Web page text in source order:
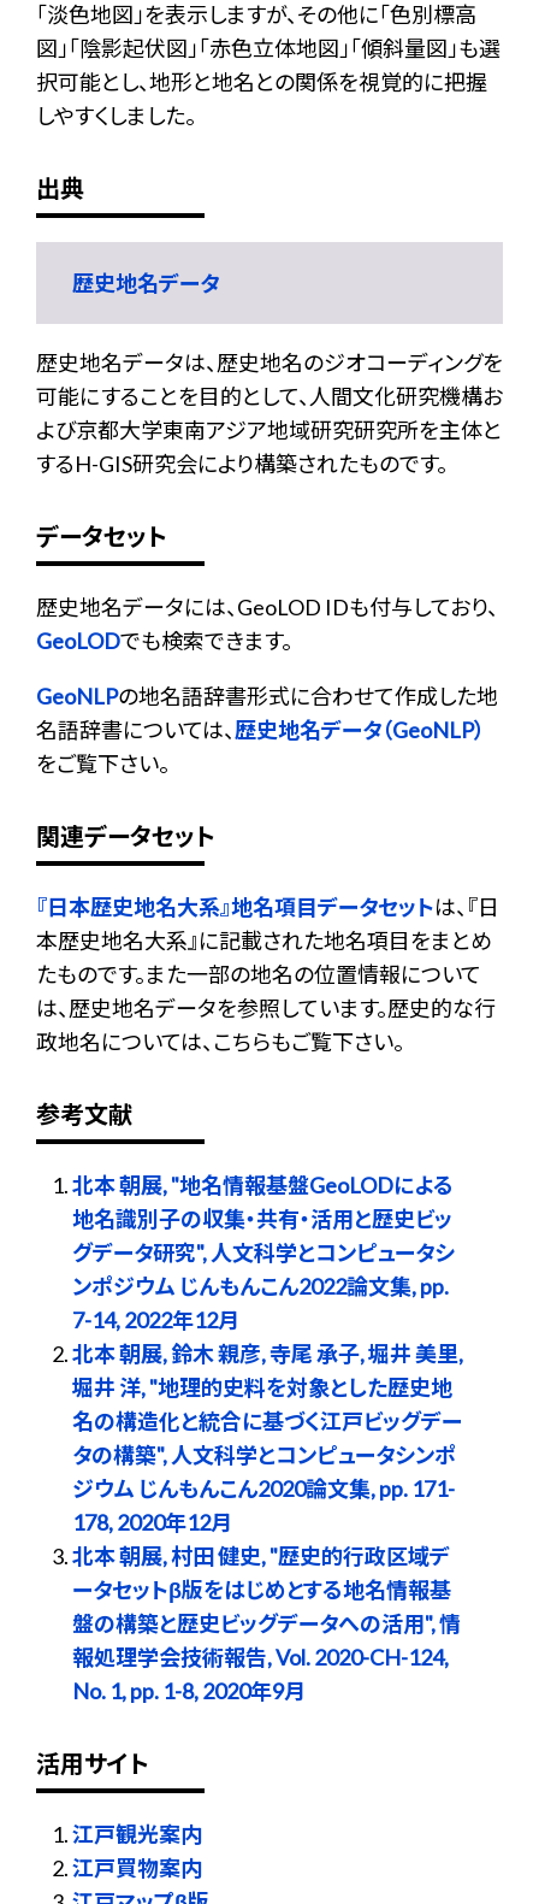
「淡色地図」を表示しますが、その他に「色別標高
図」「陰影起伏図」「赤色立体地図」「傾斜量図」も選
択可能とし、地形と地名との関係を視覚的に把握
しやすくしました。
出典
歴史地名データ
歴史地名データは、歴史地名のジオコーディングを
可能にすることを目的として、人間文化研究機構お
よび京都大学東南アジア地域研究研究所を主体と
するH-GIS研究会により構築されたものです。
データセット
歴史地名データには、GeoLOD IDも付与しており、
GeoLODでも検索できます。
GeoNLPの地名語辞書形式に合わせて作成した地
名語辞書については、歴史地名データ（GeoNLP）
をご覧下さい。
関連データセット
『日本歴史地名大系』地名項目データセットは、『日
本歴史地名大系』に記載された地名項目をまとめ
たものです。また一部の地名の位置情報について
は、歴史地名データを参照しています。歴史的な行
政地名については、こちらもご覧下さい。
参考文献
北本 朝展, "地名情報基盤GeoLODによる
地名識別子の収集・共有・活用と歴史ビッ
グデータ研究", 人文科学とコンピュータシ
ンポジウム じんもんこん2022論文集, pp.
7-14, 2022年12月
北本 朝展, 鈴木 親彦, 寺尾 承子, 堀井 美里,
堀井 洋, "地理的史料を対象とした歴史地
名の構造化と統合に基づく江戸ビッグデー
タの構築", 人文科学とコンピュータシンポ
ジウム じんもんこん2020論文集, pp. 171-
178, 2020年12月
北本 朝展, 村田 健史, "歴史的行政区域デ
ータセットβ版をはじめとする地名情報基
盤の構築と歴史ビッグデータへの活用", 情
報処理学会技術報告, Vol. 2020-CH-124,
No. 1, pp. 1-8, 2020年9月
活用サイト
江戸観光案内
江戸買物案内